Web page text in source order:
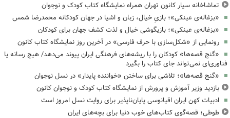
تماشاخانه سیار کانون تهران همراه نمایشگاه کتاب کودک و نوجوان
«بزغاله‌ی عینکی»؛ بازیِ خیال، زبان و اشیا در جهان کودکانه محمدرضا شمس
«بزغاله‌ی عینکی»؛ بازیگوشی خیال و لذت کشف جهان برای کودکان
رونمایی از «شکل‌سازی با حرف فارسی» در آخرین روز نمایشگاه کتاب کانون
«گنج قصه‌ها» کودکان را با ریشه‌های فرهنگی ایران پیوند می‌دهد/ هیچ رسانه یا
فناوری‌ای نمی‌تواند جای کتاب را بگیرد
«گنج قصه‌ها»؛ تلاشی برای ساختن «خواننده پایدار» در نسل نوجوان
بازدید وزیر آموزش و پرورش از نمایشگاه کتاب کودک و نوجوان کانون
ادبیات کهن ایران اقیانوسی پایان‌ناپذیر برای روایت نسل امروز است
طوطی؛ قصه‌گوی کتاب‌های خوب دنیا برای بچه‌های ایران